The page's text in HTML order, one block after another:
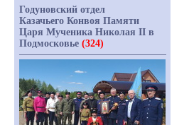
Годуновский отдел
Казачьего Конвоя Памяти
Царя Мученика Николая II в
Подмосковье (324)